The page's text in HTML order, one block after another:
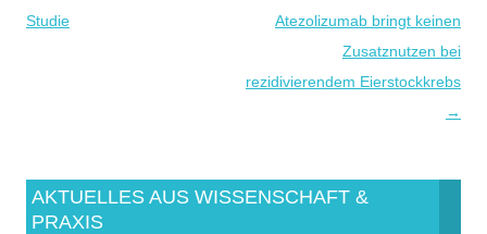
Studie
Atezolizumab bringt keinen
Zusatznutzen bei
rezidivierendem Eierstockkrebs
→
AKTUELLES AUS WISSENSCHAFT &
PRAXIS